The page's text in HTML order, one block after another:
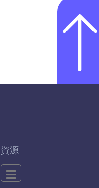
資源